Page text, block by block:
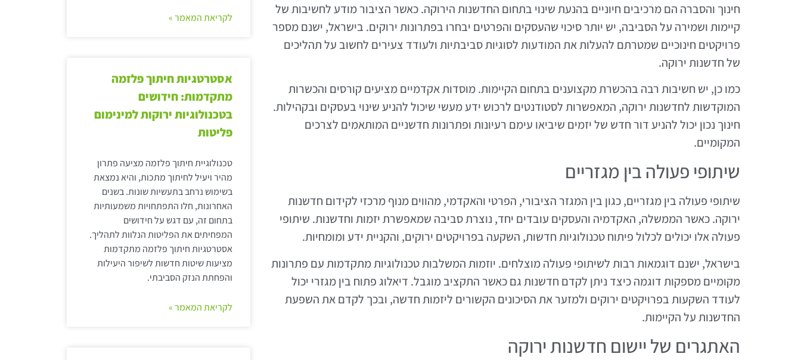
חינוך והסברה הם מרכיבים חיוניים בהנעת שינוי בתחום החדשנות הירוקה. כאשר הציבור מודע לחשיבות של
קיימות ושמירה על הסביבה, יש יותר סיכוי שהעסקים והפרטים יבחרו בפתרונות ירוקים. בישראל, ישנם מספר
פרויקטים חינוכיים שמטרתם להעלות את המודעות לסוגיות סביבתיות ולעודד צעירים לחשוב על תהליכים
של חדשנות ירוקה.
כמו כן, יש חשיבות רבה בהכשרת מקצוענים בתחום הקיימות. מוסדות אקדמיים מציעים קורסים והכשרות
המוקדשות לחדשנות ירוקה, המאפשרות לסטודנטים לרכוש ידע מעשי שיכול להניע שינוי בעסקים ובקהילות.
חינוך נכון יכול להניע דור חדש של יזמים שיביאו עימם רעיונות ופתרונות חדשניים המותאמים לצרכים
המקומיים.
שיתופי פעולה בין מגזריים
שיתופי פעולה בין מגזריים, כגון בין המגזר הציבורי, הפרטי והאקדמי, מהווים מנוף מרכזי לקידום חדשנות
ירוקה. כאשר הממשלה, האקדמיה והעסקים עובדים יחד, נוצרת סביבה שמאפשרת יזמות וחדשנות. שיתופי
פעולה אלו יכולים לכלול פיתוח טכנולוגיות חדשות, השקעה בפרויקטים ירוקים, והקניית ידע ומומחיות.
בישראל, ישנם דוגמאות רבות לשיתופי פעולה מוצלחים. יוזמות המשלבות טכנולוגיות מתקדמות עם פתרונות
מקומיים מספקות דוגמה כיצד ניתן לקדם חדשנות גם כאשר התקציב מוגבל. דיאלוג פתוח בין מגזרי יכול
לעודד השקעות בפרויקטים ירוקים ולמזער את הסיכונים הקשורים ליזמות חדשה, ובכך לקדם את השפעת
החדשנות על הקיימות.
האתגרים של יישום חדשנות ירוקה
לקריאת המאמר »
אסטרטגיות חיתוך פלזמה
מתקדמות: חידושים
בטכנולוגיות ירוקות למינימום
פליטות
טכנולוגיית חיתוך פלזמה מציעה פתרון
מהיר ויעיל לחיתוך מתכות, והיא נמצאת
בשימוש נרחב בתעשיות שונות. בשנים
האחרונות, חלו התפתחויות משמעותיות
בתחום זה, עם דגש על חידושים
המפחיתים את הפליטות הנלוות לתהליך.
אסטרטגיות חיתוך פלזמה מתקדמות
מציעות שיטות חדשות לשיפור היעילות
והפחתת הנזק הסביבתי.
לקריאת המאמר »